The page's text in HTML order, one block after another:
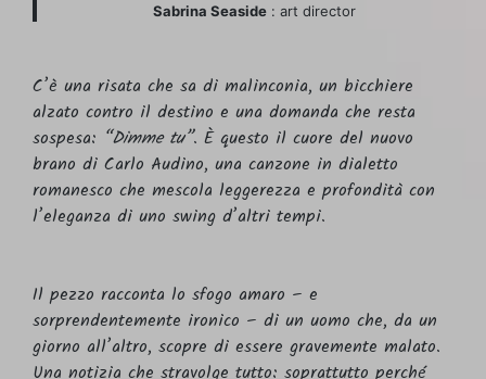
Sabrina Seaside: art director
C’è una risata che sa di malinconia, un bicchiere
alzato contro il destino e una domanda che resta
sospesa: “Dimme tu”. È questo il cuore del nuovo
brano di Carlo Audino, una canzone in dialetto
romanesco che mescola leggerezza e profondità con
l’eleganza di uno swing d’altri tempi.
Il pezzo racconta lo sfogo amaro – e
sorprendentemente ironico – di un uomo che, da un
giorno all’altro, scopre di essere gravemente malato.
Una notizia che stravolge tutto: soprattutto perché